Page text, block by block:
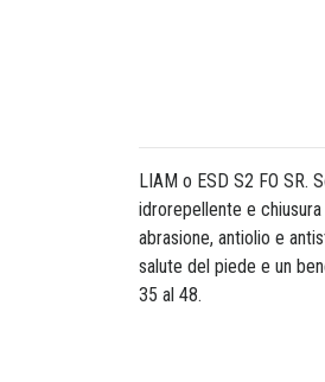
LIAM o ESD S2 FO SR.
idrorepellente e
abrasione, antiolio e
salute del piede e un
35 al 48.